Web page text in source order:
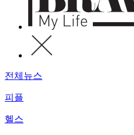
전체뉴스
피플
헬스